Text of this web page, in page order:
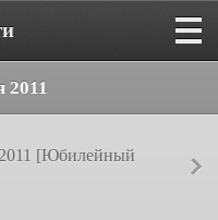
2011
[Юбилейный